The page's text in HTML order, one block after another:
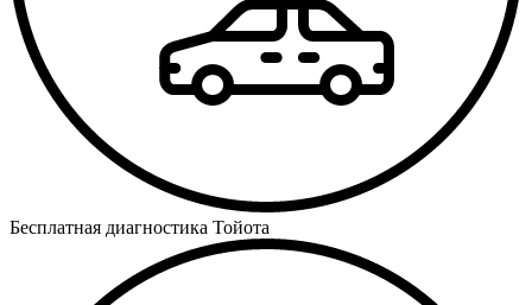
Бесплатная диагностика Тойота